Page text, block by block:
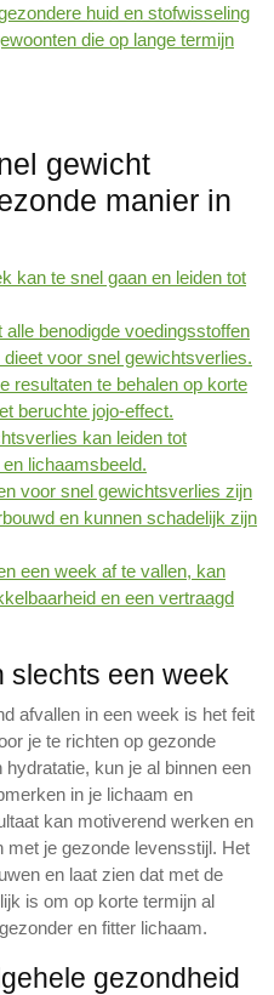
huid en stofwisseling
die op lange termijn
gewicht
manier in
kan te snel gaan en leiden tot
benodigde voedingsstoffen
voor snel gewichtsverlies.
resultaten te behalen op korte
beruchte jojo-effect.
kan leiden tot
lichaamsbeeld.
voor snel gewichtsverlies zijn
en kunnen schadelijk zijn
een week af te vallen, kan
en een vertraagd
slechts een week
afvallen in een week is het feit
je te richten op gezonde
kun je al binnen een
in je lichaam en
kan motiverend werken en
met je gezonde levensstijl. Het
en laat zien dat met de
is om op korte termijn al
en fitter lichaam.
gezondheid